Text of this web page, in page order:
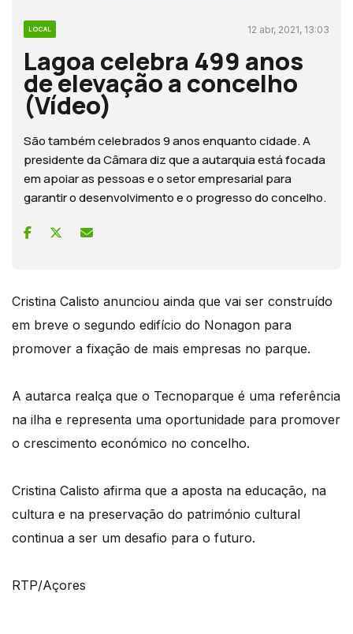
LOCAL 12 abr, 2021, 13:03
Lagoa celebra 499 anos
de elevação a concelho
(Vídeo)
São também celebrados 9 anos enquanto cidade. A
presidente da Câmara diz que a autarquia está focada
em apoiar as pessoas e o setor empresarial para
garantir o desenvolvimento e o progresso do concelho.
Cristina Calisto anunciou ainda que vai ser construído
em breve o segundo edifício do Nonagon para
promover a fixação de mais empresas no parque.
A autarca realça que o Tecnoparque é uma referência
na ilha e representa uma oportunidade para promover
o crescimento económico no concelho.
Cristina Calisto afirma que a aposta na educação, na
cultura e na preservação do património cultural
continua a ser um desafio para o futuro.
RTP/Açores